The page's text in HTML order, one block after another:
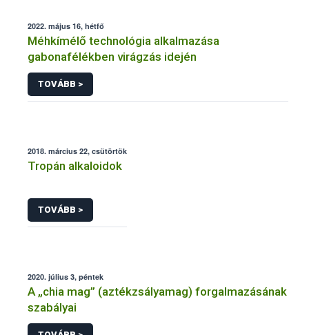
2022. május 16, hétfő
Méhkímélő technológia alkalmazása
gabonafélékben virágzás idején
TOVÁBB >
2018. március 22, csütörtök
Tropán alkaloidok
TOVÁBB >
2020. július 3, péntek
A „chia mag” (aztékzsályamag) forgalmazásának
szabályai